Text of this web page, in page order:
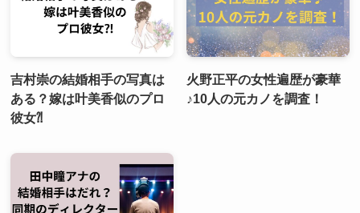
吉村崇の結婚相手の写真は
ある？嫁は叶美香似のプロ
彼女⁈
火野正平の女性遍歴が豪華
♪10人の元カノを調査！